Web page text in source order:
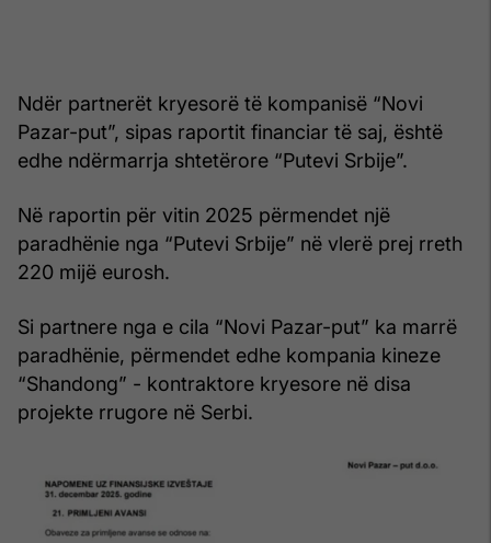
Ndër partnerët kryesorë të kompanisë “Novi
Pazar-put”, sipas raportit financiar të saj, është
edhe ndërmarrja shtetërore “Putevi Srbije”.
Në raportin për vitin 2025 përmendet një
paradhënie nga “Putevi Srbije” në vlerë prej rreth
220 mijë eurosh.
Si partnere nga e cila “Novi Pazar-put” ka marrë
paradhënie, përmendet edhe kompania kineze
“Shandong” - kontraktore kryesore në disa
projekte rrugore në Serbi.